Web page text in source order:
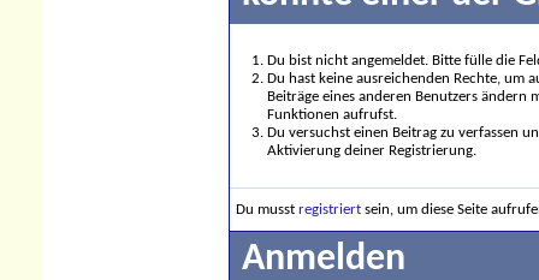
Du bist nicht angemeldet. Bitte fülle die
Du hast keine ausreichenden Rechte, um
Beiträge eines anderen Benutzers
Funktionen aufrufst.
Du versuchst einen Beitrag zu verfassen
Aktivierung deiner Registrierung.
Du musst registriert sein, um diese Seite
Anmelden